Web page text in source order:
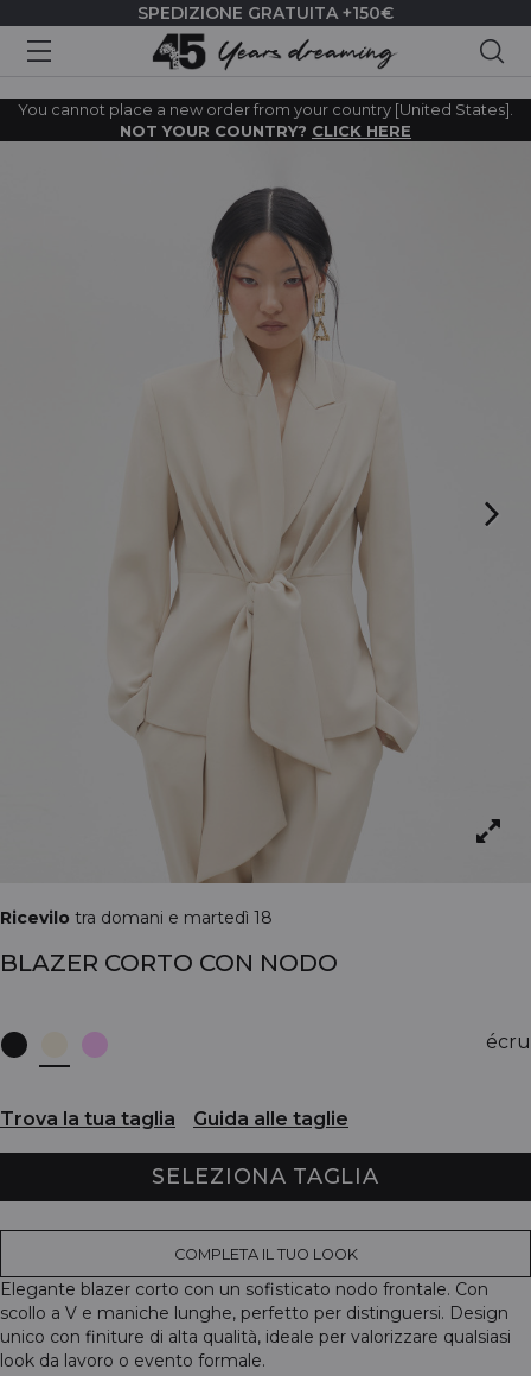
SPEDIZIONE GRATUITA +150€
You cannot place a new order from your country [United States].
NOT YOUR COUNTRY? CLICK HERE
Ricevilo tra domani e martedì 18
BLAZER CORTO CON NODO
écru
Trova la tua taglia Guida alle taglie
SELEZIONA TAGLIA
COMPLETA IL TUO LOOK
Elegante blazer corto con un sofisticato nodo frontale. Con
scollo a V e maniche lunghe, perfetto per distinguersi. Design
unico con finiture di alta qualità, ideale per valorizzare qualsiasi
look da lavoro o evento formale.